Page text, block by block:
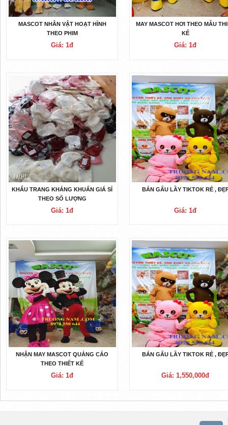
MASCOT NHÂN VẬT HOẠT HÌNH
THEO PHIM
Giá: 1đ
MAY MASCOT HƠI THEO MẪU
KẾ
Giá: 1đ
KHẨU TRANG KHÁNG KHUẨN GIÁ SỈ
THEO SỐ LƯỢNG
Giá: 1đ
BÁN GẤU LẦY TIKTOK RẺ ,
Giá: 1đ
NHẬN MAY MASCOT QUẢNG CÁO
THEO THIẾT KẾ
Giá: 1đ
BÁN GẤU LẦY TIKTOK RẺ ,
Giá: 1,550,000đ